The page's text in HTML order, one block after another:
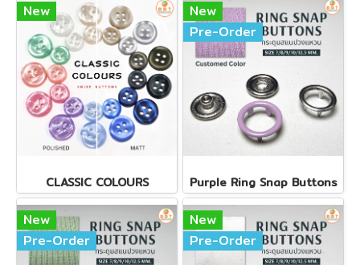
New
CLASSIC COLOURS
New
Pre-Order
Purple Ring Snap Buttons
New
Pre-Order
New
Pre-Order